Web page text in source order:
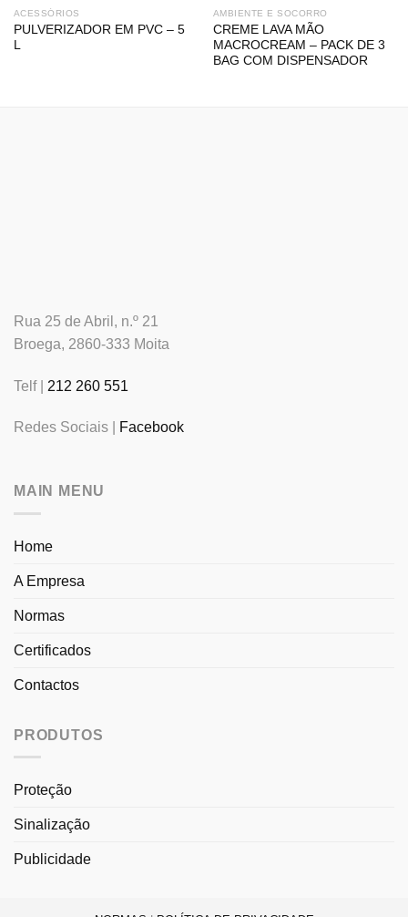
ACESSÓRIOS
PULVERIZADOR EM PVC – 5
L
AMBIENTE E SOCORRO
CREME LAVA MÃO
MACROCREAM – PACK DE 3
BAG COM DISPENSADOR
Rua 25 de Abril, n.º 21
Broega, 2860-333 Moita
Telf | 212 260 551
Redes Sociais | Facebook
MAIN MENU
Home
A Empresa
Normas
Certificados
Contactos
PRODUTOS
Proteção
Sinalização
Publicidade